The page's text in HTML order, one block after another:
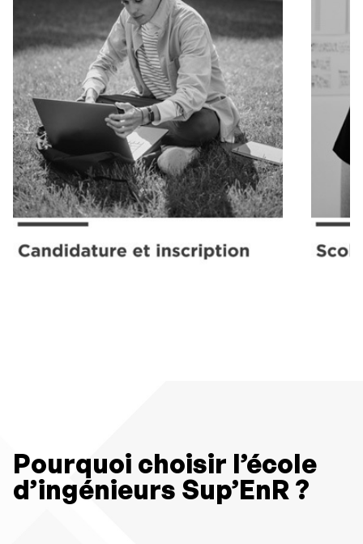
Pourquoi choisir l’école
d’ingénieurs Sup’EnR ?